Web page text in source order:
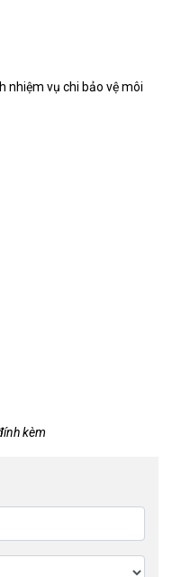
nhiệm vụ chi bảo vệ môi
kèm